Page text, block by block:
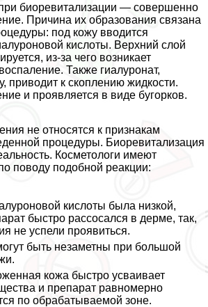
биоревитализации — совершенно
Причина их образования связана
под кожу вводится
кислоты. Верхний слой
из-за чего возникает
Также гиалуронат,
приводит к скоплению жидкости.
и проявляется в виде бугорков.
не относятся к признакам
процедуры. Биоревитализация
Косметологи имеют
поводу подобной реакции:
кислоты была низкой,
быстро рассосался в дерме, так,
не успели проявиться.
быть незаметны при большой
кожа быстро усваивает
и препарат равномерно
по обpaбатываемой зоне.